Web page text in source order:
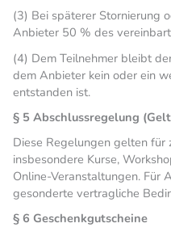
(3) Bei späterer Stornierung
Anbieter 50 % des
(4) Dem Teilnehmer bleibt
dem Anbieter kein oder ein
entstanden ist.
§ 5 Abschlussregelung
Diese Regelungen gelten
insbesondere Kurse,
Online-Veranstaltungen. Für
gesonderte vertragliche
§ 6 Geschenkgutscheine